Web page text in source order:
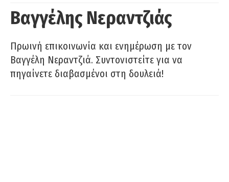
Βαγγέλης Νεραντζιάς
Πρωινή επικοινωνία και ενημέρωση με τον
Βαγγέλη Νεραντζιά. Συντονιστείτε για να
πηγαίνετε διαβασμένοι στη δουλειά!